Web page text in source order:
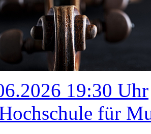
19:30 Uhr
für